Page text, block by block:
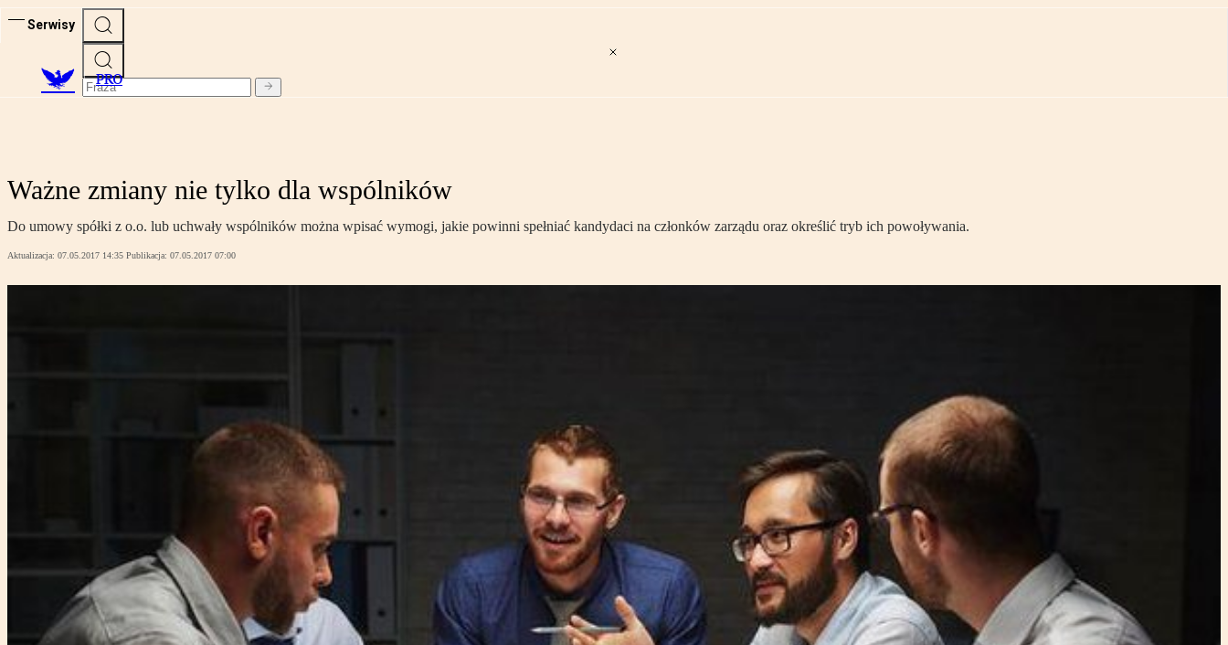
Serwisy
PRO
Ważne zmiany nie tylko dla wspólników
Do umowy spółki z o.o. lub uchwały wspólników można wpisać wymogi, jakie powinni spełniać kandydaci na członków zarządu oraz określić tryb ich powoływania.
Aktualizacja: 07.05.2017 14:35 Publikacja: 07.05.2017 07:00